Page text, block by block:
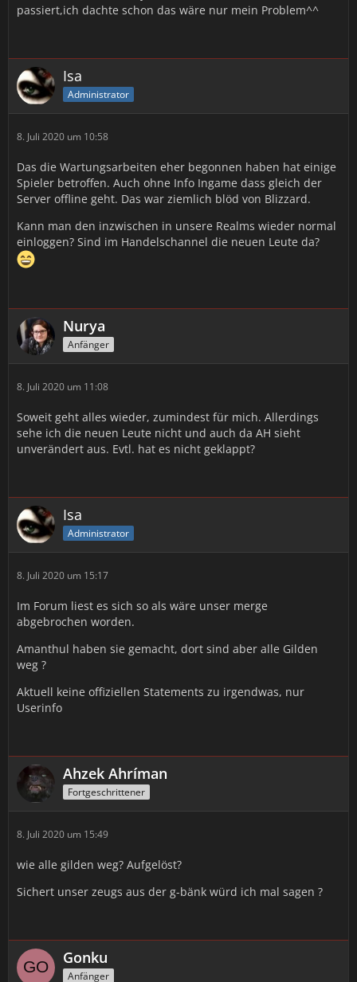
passiert,ich dachte schon das wäre nur mein Problem^^
Isa
Administrator
8. Juli 2020 um 10:58
Das die Wartungsarbeiten eher begonnen haben hat einige
Spieler betroffen. Auch ohne Info Ingame dass gleich der
Server offline geht. Das war ziemlich blöd von Blizzard.
Kann man den inzwischen in unsere Realms wieder normal
einloggen? Sind im Handelschannel die neuen Leute da?
Nurya
Anfänger
8. Juli 2020 um 11:08
Soweit geht alles wieder, zumindest für mich. Allerdings
sehe ich die neuen Leute nicht und auch da AH sieht
unverändert aus. Evtl. hat es nicht geklappt?
Isa
Administrator
8. Juli 2020 um 15:17
Im Forum liest es sich so als wäre unser merge
abgebrochen worden.
Amanthul haben sie gemacht, dort sind aber alle Gilden
weg ?
Aktuell keine offiziellen Statements zu irgendwas, nur
Userinfo
Ahzek Ahríman
Fortgeschrittener
8. Juli 2020 um 15:49
wie alle gilden weg? Aufgelöst?
Sichert unser zeugs aus der g-bänk würd ich mal sagen ?
Gonku
Anfänger